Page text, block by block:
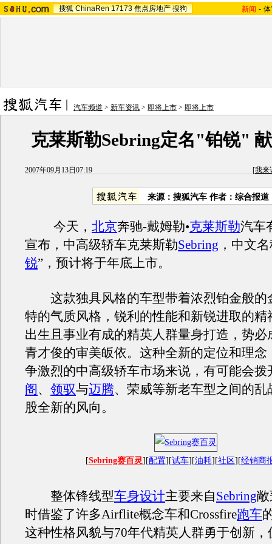
搜狐 ChinaRen 17173 焦点房地产 搜狗 新闻 -
汽车频道 > 新车资讯 > 即将上市 > 即将上市
克莱斯勒Sebring定名"铂锐"
2007年09月13日07:19 [我来
来源：搜狐汽车 作者：综合报道
今天， 北京奔驰-戴姆勒•克莱斯勒汽车
宣布，中高级轿车克莱斯勒Sebring ，中文
锐”，预计将于年底上市。
这款独具风格的车型带着浓烈铂金般的
特的气质风格，锐利的性能和新锐进取的精
出生且事业有成的精英人群量身打造，势必
青才俊的审美皈依。这种全新的定位和理念
争激烈的中高级轿车市场来说，有可能会拨
阁、 领驭与迈腾、荣威等新老车型之间的乱
股全新的风向。
[Sebring赛百灵][配置][试车][油耗][社区][经销商
整体锋线型车身设计主要来自Sebring
时借鉴了许多Airflite概念车和Crossfire跑车
这种性格风貌与70年代精英人群勇于创新